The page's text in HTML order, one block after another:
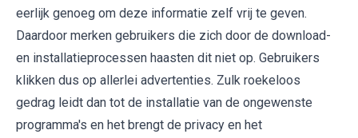
eerlijk genoeg om deze informatie zelf vrij te geven.
Daardoor merken gebruikers die zich door de download-
en installatieprocessen haasten dit niet op. Gebruikers
klikken dus op allerlei advertenties. Zulk roekeloos
gedrag leidt dan tot de installatie van de ongewenste
programma's en het brengt de privacy en het